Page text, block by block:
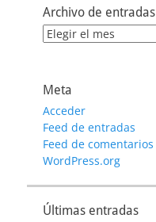
Archivo de entradas
Archivo
Meta
Acceder
Feed de entradas
Feed de comentarios
WordPress.org
Últimas entradas